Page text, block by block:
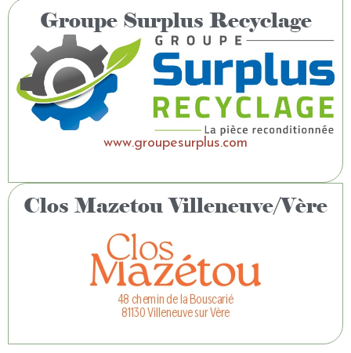
Groupe Surplus Recyclage
www.groupesurplus.com
Clos Mazetou Villeneuve/Vère